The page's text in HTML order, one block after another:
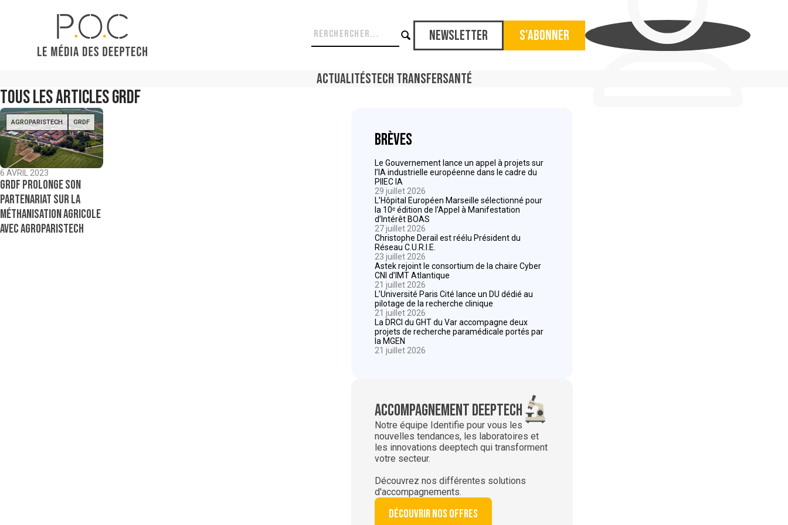
Newsletter S'abonner
ActualitésTech TransferSanté
Tous les articlesGRDF
AGROPARISTECH GRDF
6 AVRIL 2023
GRDF prolonge son
partenariat sur la
méthanisation agricole
avec AgroParisTech
Brèves
Le Gouvernement lance un appel à projets sur
l’IA industrielle européenne dans le cadre du
PIIEC IA
29 juillet 2026
L’Hôpital Européen Marseille sélectionné pour
la 10ᵉ édition de l’Appel à Manifestation
d’Intérêt BOAS
27 juillet 2026
Christophe Derail est réélu Président du
Réseau C.U.R.I.E.
23 juillet 2026
Astek rejoint le consortium de la chaire Cyber
CNI d’IMT Atlantique
21 juillet 2026
L’Université Paris Cité lance un DU dédié au
pilotage de la recherche clinique
21 juillet 2026
La DRCI du GHT du Var accompagne deux
projets de recherche paramédicale portés par
la MGEN
21 juillet 2026
Accompagnement deeptech
Notre équipe Identifie pour vous les
nouvelles tendances, les laboratoires et
les innovations deeptech qui transforment
votre secteur.
Découvrez nos différentes solutions
d'accompagnements.
Découvrir nos offres